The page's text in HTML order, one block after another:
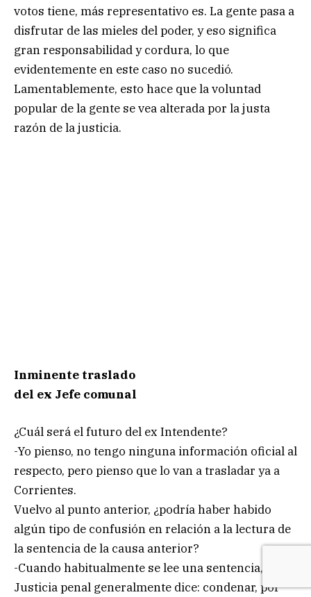
votos tiene, más representativo es. La gente pasa a
disfrutar de las mieles del poder, y eso significa
gran responsabilidad y cordura, lo que
evidentemente en este caso no sucedió.
Lamentablemente, esto hace que la voluntad
popular de la gente se vea alterada por la justa
razón de la justicia.
Inminente traslado
del ex Jefe comunal
¿Cuál será el futuro del ex Intendente?
-Yo pienso, no tengo ninguna información oficial al
respecto, pero pienso que lo van a trasladar ya a
Corrientes.
Vuelvo al punto anterior, ¿podría haber habido
algún tipo de confusión en relación a la lectura de
la sentencia de la causa anterior?
-Cuando habitualmente se lee una sentencia, la
Justicia penal generalmente dice: condenar, por